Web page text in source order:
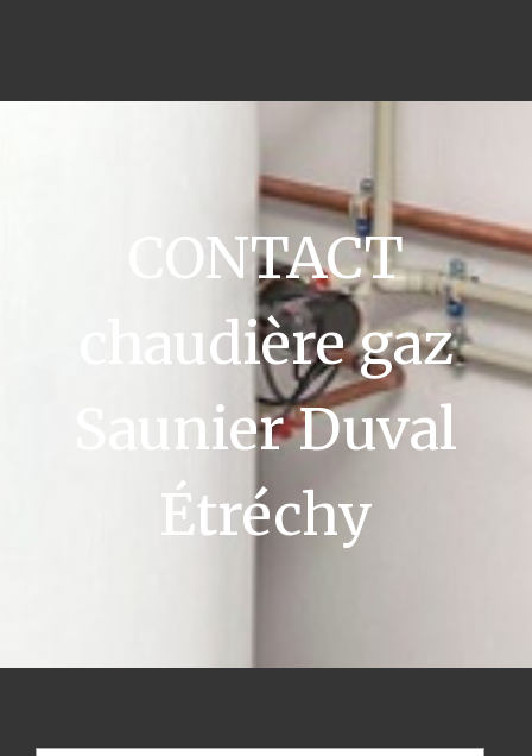
CONTACT
chaudière gaz
Saunier Duval
Étréchy